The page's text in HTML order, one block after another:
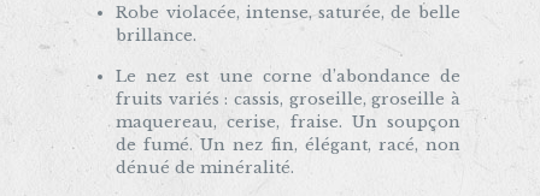
Robe violacée, intense, saturée, de belle
brillance.
Le nez est une corne d’abondance de
fruits variés : cassis, groseille, groseille à
maquereau, cerise, fraise. Un soupçon
de fumé. Un nez fin, élégant, racé, non
dénué de minéralité.